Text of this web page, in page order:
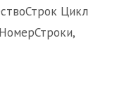
Цикл